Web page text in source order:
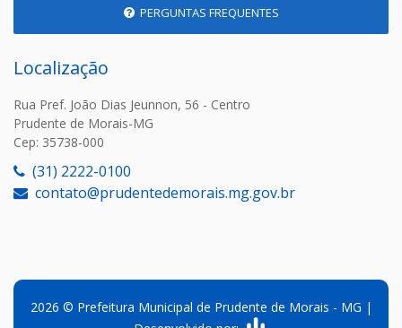
PERGUNTAS FREQUENTES
Localização
Rua Pref. João Dias Jeunnon, 56 - Centro
Prudente de Morais-MG
Cep: 35738-000
(31) 2222-0100
contato@prudentedemorais.mg.gov.br
2026 © Prefeitura Municipal de Prudente de Morais - MG |